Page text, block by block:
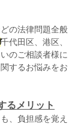
の法律問題全般
千代田区、港区、
のご相談者様に
するお悩みをお
るメリット
、負担感を覚え